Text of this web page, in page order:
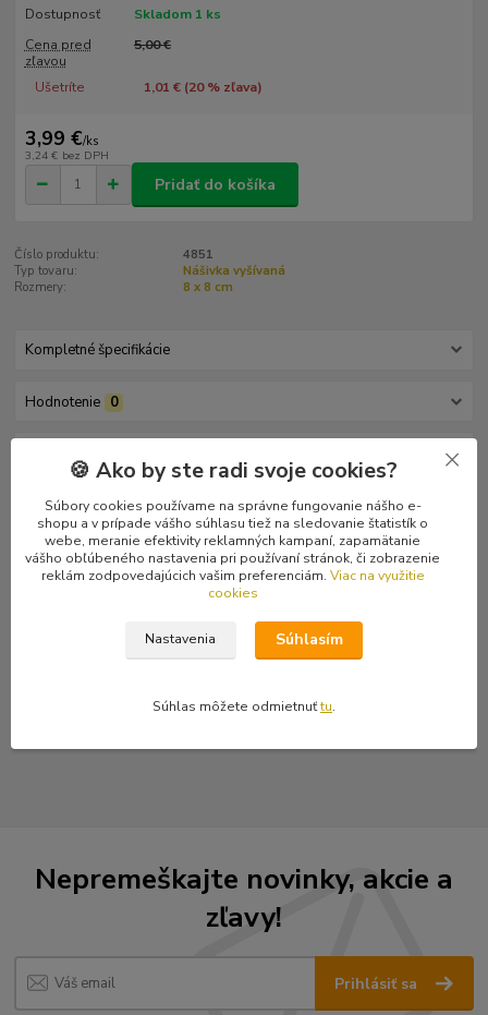
Dostupnosť
Skladom 1 ks
Cena pred
zľavou
5,00 €
Ušetríte 1,01 € (20% zľava)
3,99 €/ks
3,24 € bez DPH
Pridať do košíka
Číslo produktu:
4851
Typ tovaru:
Nášivka vyšívaná
Rozmery:
8 x 8 cm
Kompletné špecifikácie
Hodnotenie 0
Kompletné špecifikácie
Bieločervené logo na čiernom podklade. Veľkosť 8 x 8 cm.
Tovar zaradený v kategóriách
Nepremeškajte novinky, akcie a
zľavy!
Prihlásiť sa
🍪 Ako by ste radi svoje cookies?
Súbory cookies používame na správne fungovanie nášho e-
shopu a v prípade vášho súhlasu tiež na sledovanie štatistík o
webe, meranie efektivity reklamných kampaní, zapamätanie
vášho obľúbeného nastavenia pri používaní stránok, či zobrazenie
reklám zodpovedajúcich vašim preferenciám. Viac na využitie
cookies
Nastavenia Súhlasím
Súhlas môžete odmietnuťtu.